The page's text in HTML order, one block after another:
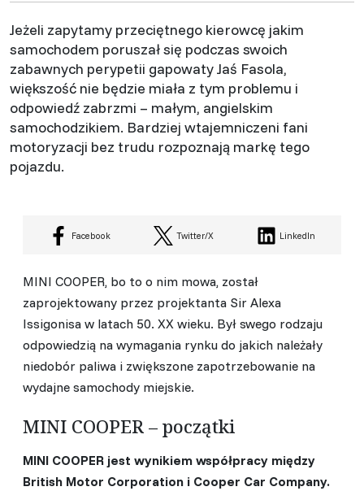
Jeżeli zapytamy przeciętnego kierowcę jakim
samochodem poruszał się podczas swoich
zabawnych perypetii gapowaty Jaś Fasola,
większość nie będzie miała z tym problemu i
odpowiedź zabrzmi – małym, angielskim
samochodzikiem. Bardziej wtajemniczeni fani
motoryzacji bez trudu rozpoznają markę tego
pojazdu.
Facebook Twitter/X LinkedIn
MINI COOPER, bo to o nim mowa, został
zaprojektowany przez projektanta Sir Alexa
Issigonisa w latach 50. XX wieku. Był swego rodzaju
odpowiedzią na wymagania rynku do jakich należały
niedobór paliwa i zwiększone zapotrzebowanie na
wydajne samochody miejskie.
MINI COOPER – początki
MINI COOPER jest wynikiem współpracy między
British Motor Corporation i Cooper Car Company.